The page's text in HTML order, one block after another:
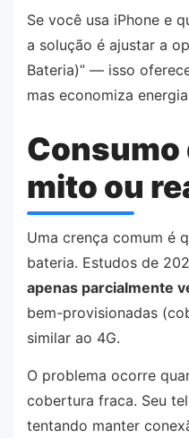
Se você usa iPhone e
a solução é ajustar a
Bateria)” — isso
mas economiza
Consumo
mito ou
Uma crença comum é
bateria. Estudos de
apenas parcialmente
bem-provisionadas
similar ao 4G.
O problema ocorre
cobertura fraca. Seu
tentando manter